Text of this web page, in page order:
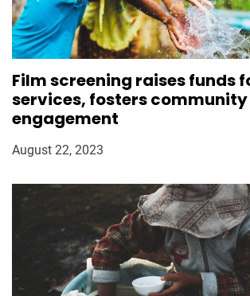
Film screening raises funds
services, fosters community
engagement
August 22, 2023